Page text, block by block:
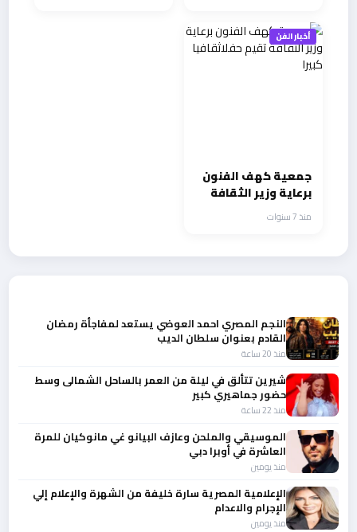
أخبار الفن
جمعية كهف الفنون
برعاية وزير الثقافة
تقيم حفلاثقافيا
كبيرا
منذ 7 سنوات
النجم المصري احمد العوضي يستعد لمفاجأة رمضان
القادم بعنوان سلطان الديب
منذ 20 ساعة
شيرين تتألق في ليلة من العمر بالساحل الشمالى وسط
حضور جماهيري كبير
منذ 22 ساعة
الموسيقي والملحن وعازف البيانو غي مانوكيان للمرة
العاشرة في أوبرا دبي
منذ يومين
الإعلامية المصرية سارة خليفة من الشهرة والإعلام إلي
الإجرام والاعدام
منذ يومين